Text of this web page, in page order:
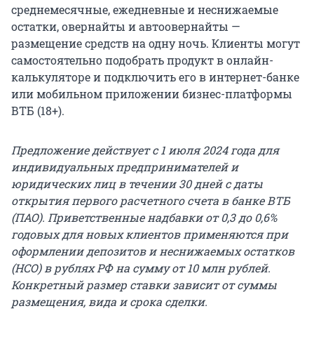
среднемесячные, ежедневные и неснижаемые
остатки, овернайты и автоовернайты —
размещение средств на одну ночь. Клиенты могут
самостоятельно подобрать продукт в онлайн-
калькуляторе и подключить его в интернет-банке
или мобильном приложении бизнес-платформы
ВТБ (18+).
Предложение действует с 1 июля 2024 года для
индивидуальных предпринимателей и
юридических лиц в течении 30 дней с даты
открытия первого расчетного счета в банке ВТБ
(ПАО). Приветственные надбавки от 0,3 до 0,6%
годовых для новых клиентов применяются при
оформлении депозитов и неснижаемых остатков
(НСО) в рублях РФ на сумму от10 млнрублей.
Конкретный размер ставки зависит от суммы
размещения, вида и срока сделки.